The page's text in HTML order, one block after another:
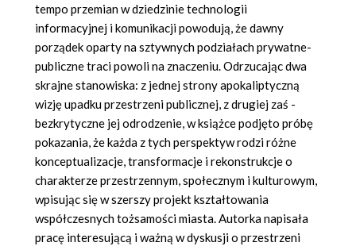
tempo przemian w dziedzinie technologii
informacyjnej i komunikacji powodują, że dawny
porządek oparty na sztywnych podziałach prywatne-
publiczne traci powoli na znaczeniu. Odrzucając dwa
skrajne stanowiska: z jednej strony apokaliptyczną
wizję upadku przestrzeni publicznej, z drugiej zaś -
bezkrytyczne jej odrodzenie, w książce podjęto próbę
pokazania, że każda z tych perspektyw rodzi różne
konceptualizacje, transformacje i rekonstrukcje o
charakterze przestrzennym, społecznym i kulturowym,
wpisując się w szerszy projekt kształtowania
współczesnych tożsamości miasta. Autorka napisała
pracę interesującą i ważną w dyskusji o przestrzeni